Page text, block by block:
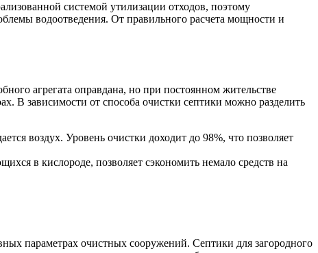
системой утилизации отходов, поэтому
водоотведения. От правильного расчета мощности и
агрегата оправдана, но при постоянном жительстве
В зависимости от способа очистки септики можно разделить
воздух. Уровень очистки доходит до 98%, что позволяет
в кислороде, позволяет сэкономить немало средств на
параметрах очистных сооружений. Септики для загородного